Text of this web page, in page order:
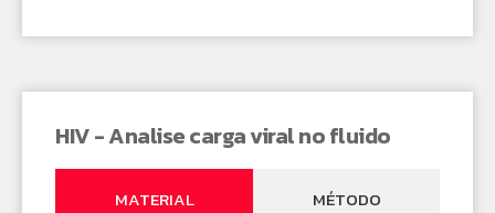
HIV - Analise carga viral no fluido
MATERIAL MÉTODO